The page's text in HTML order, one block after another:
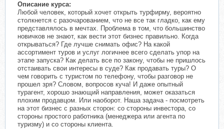
Описание курса:
Любой человек, который хочет открыть турфирму, вероятно
столкнется с разочарованием, что не все так гладко, как ему
представлялось в мечтах. Проблема в том, что большинство
новичков не знают, как вести этот бизнес правильно. Когда
открываться? Где лучше снимать офис? На какой
ассортимент туров и услуг логичнее всего сделать упор на
этапе запуска? Как делать все по закону, чтобы не пришлось
отстаивать свои интересы в суде? Как продавать туры? О
чем говорить с туристом по телефону, чтобы разговор не
прошел зря? Словом, вопросов куча! И даже опытный
турагент, хорошо знающий направления, может оказаться
плохим продавцом. Или наоборот. Наша задача - посмотреть
на этот бизнес с разных сторон: со стороны инвестора, со
стороны простого работника (менеджера или агента по
туризму) и со стороны клиента.